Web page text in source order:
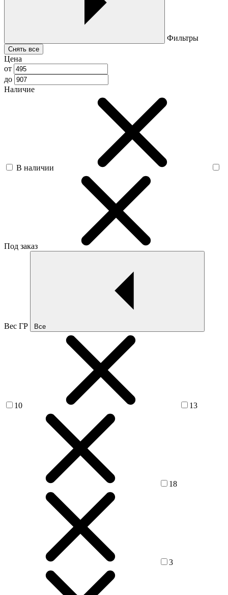
Фильтры
Снять все
Цена
от
до
Наличие
В наличии
Под заказ
Вес ГР Все
10 13
18
3